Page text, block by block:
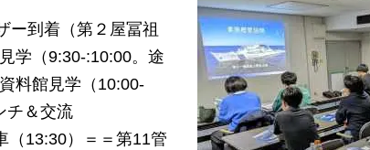
ー到着（第２屋冨祖
学（9:30-:10:00。途
料館見学（10:00-
チ＆交流
（13:30）＝＝第11管